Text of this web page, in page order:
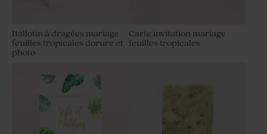
Ballotin à dragées mariage
feuilles tropicales dorure et
photo
Carte invitation mariage
feuilles tropicales